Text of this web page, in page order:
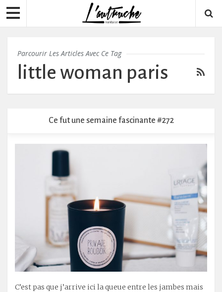
Parcourir Les Articles Avec Ce Tag
little woman paris
Ce fut une semaine fascinante #272
C’est pas que j’arrive ici la queue entre les jambes mais